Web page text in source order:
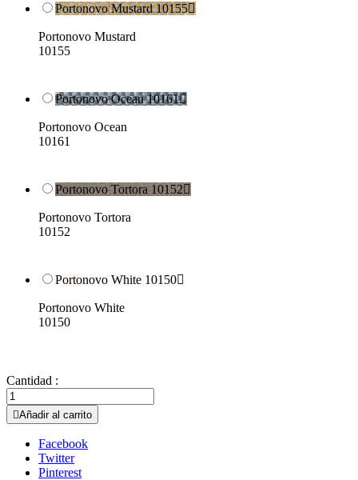
Portonovo Mustard 10155
Portonovo Mustard
10155
Portonovo Ocean 10161
Portonovo Ocean
10161
Portonovo Tortora 10152
Portonovo Tortora
10152
Portonovo White 10150
Portonovo White
10150
Cantidad :
Añadir al carrito
Facebook
Twitter
Pinterest